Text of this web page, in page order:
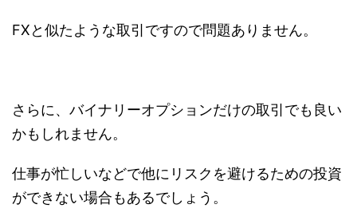
FXと似たような取引ですので問題ありません。
さらに、バイナリーオプションだけの取引でも良い
かもしれません。
仕事が忙しいなどで他にリスクを避けるための投資
ができない場合もあるでしょう。